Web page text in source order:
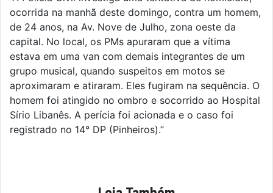
ocorrida na manhã deste domingo, contra um homem,
de 24 anos, na Av. Nove de Julho, zona oeste da
capital. No local, os PMs apuraram que a vítima
estava em uma van com demais integrantes de um
grupo musical, quando suspeitos em motos se
aproximaram e atiraram. Eles fugiram na sequência. O
homem foi atingido no ombro e socorrido ao Hospital
Sírio Libanês. A perícia foi acionada e o caso foi
registrado no 14° DP (Pinheiros).”